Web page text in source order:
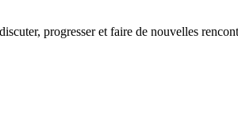
progresser et faire de nouvelles